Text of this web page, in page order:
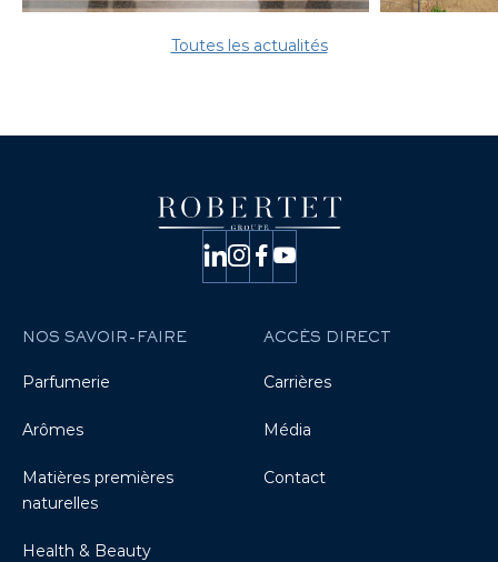
Toutes les actualités
NOS SAVOIR-FAIRE
Parfumerie
Arômes
Matières premières
naturelles
Health & Beauty
ACCÈS DIRECT
Carrières
Média
Contact